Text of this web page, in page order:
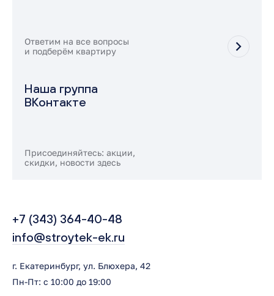
Ответим на все вопросы
и подберём квартиру
Наша группа
ВКонтакте
Присоединяйтесь: акции,
скидки, новости здесь
+7 (343) 364-40-48
info@stroytek-ek.ru
г. Екатеринбург, ул. Блюхера, 42
Пн-Пт: с 10:00 до 19:00